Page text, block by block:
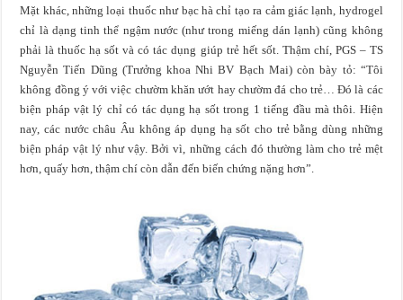
Mặt khác, những loại thuốc như bạc hà chỉ tạo ra cảm giác lạnh, hydrogel
chỉ là dạng tinh thể ngậm nước (như trong miếng dán lạnh) cũng không
phải là thuốc hạ sốt và có tác dụng giúp trẻ hết sốt. Thậm chí, PGS – TS
Nguyễn Tiến Dũng (Trưởng khoa Nhi BV Bạch Mai) còn bày tỏ: “Tôi
không đồng ý với việc chườm khăn ướt hay chườm đá cho trẻ… Đó là các
biện pháp vật lý chỉ có tác dụng hạ sốt trong 1 tiếng đầu mà thôi. Hiện
nay, các nước châu Âu không áp dụng hạ sốt cho trẻ bằng dùng những
biện pháp vật lý như vậy. Bởi vì, những cách đó thường làm cho trẻ mệt
hơn, quấy hơn, thậm chí còn dẫn đến biến chứng nặng hơn”.